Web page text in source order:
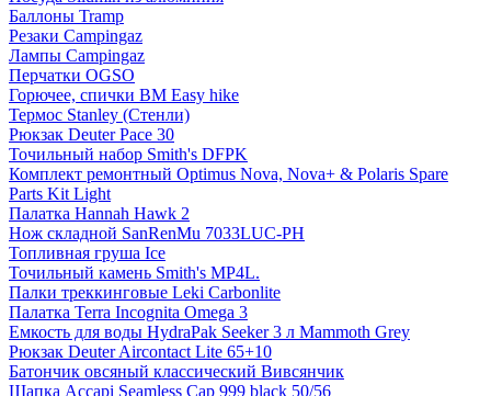
Баллоны Tramp
Резаки Campingaz
Лампы Campingaz
Перчатки OGSO
Горючее, спички BM Easy hike
Термос Stanley (Стенли)
Рюкзак Deuter Pace 30
Точильный набор Smith's DFPK
Комплект ремонтный Optimus Nova, Nova+ & Polaris Spare
Parts Kit Light
Палатка Hannah Hawk 2
Нож складной SanRenMu 7033LUC-PH
Топливная груша Ice
Точильный камень Smith's MP4L.
Палки треккинговые Leki Carbonlite
Палатка Terra Incognita Omega 3
Емкость для воды HydraPak Seeker 3 л Mammoth Grey
Рюкзак Deuter Aircontact Lite 65+10
Батончик овсяный классический Вивсянчик
Шапка Accapi Seamless Cap 999 black 50/56